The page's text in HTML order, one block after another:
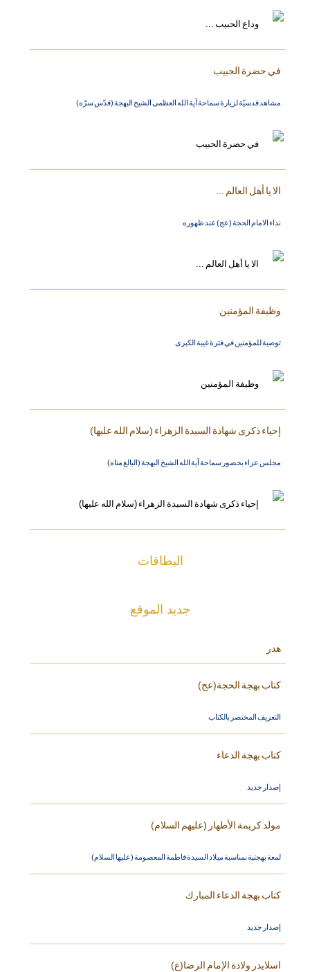
في حضرة الحبيب
مشاهد قدسيّة لزيارة سماحة آية الله العظمى الشيخ البهجة (قدّس سرّه)
الا يا أهل العالم ...
نداء الامام الحجة (عج) عند ظهوره
وظيفة المؤمنين
توصية للمؤمنين في فترة غيبة الكبرى
إحياء ذكرى شهادة السيدة الزهراء (سلام الله عليها)
مجلس عزاء بحضور سماحة آية الله الشيخ البهجة (البالغ مناه)
البطاقات
جديد الموقع
هدر
كتاب بهجة الحجة(عج)
التعريف المختصر بالكتاب
كتاب بهجة الدعاء
إصدار جديد
مولد كريمة الأطهار (عليهم السلام)
لمعة بهجتية بمناسبة ميلاد السيدة فاطمة المعصومة (عليها السلام)
كتاب بهجة الدعاء المبارك
إصدار جديد
اسلايدر ولادة الإمام الرضا(ع)